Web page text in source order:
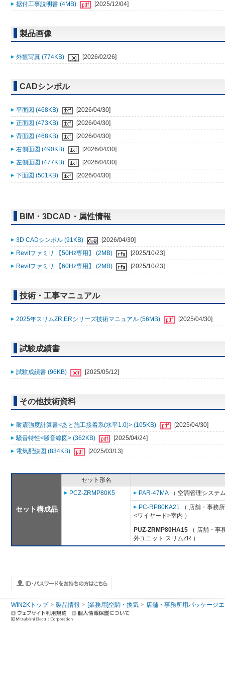
据付工事説明書 (4MB) [2025/12/04]
製品画像
外観写真 (774KB) [2026/02/26]
CADシンボル
平面図 (468KB)
[2026/04/30]
正面図 (473KB)
[2026/04/30]
背面図 (468KB)
[2026/04/30]
右側面図 (490KB)
[2026/04/30]
左側面図 (477KB)
[2026/04/30]
下面図 (501KB)
[2026/04/30]
BIM・3DCAD・属性情報
3D CADシンボル (91KB)
[2026/04/30]
Revitファミリ 【50Hz専用】 (2MB)
[2025/10/23]
Revitファミリ 【60Hz専用】 (2MB)
[2025/10/23]
技術・工事マニュアル
2025年スリムZR,ERシリーズ技術マニュアル (56MB) [2025/04/30]
試験成績書
試験成績書 (96KB) [2025/05/12]
その他技術資料
耐震強度計算書<あと施工接着系(水平1.0)> (105KB)
[2025/04/30]
騒音特性<騒音線図> (362KB)
[2025/04/24]
電気配線図 (834KB)
[2025/03/13]
セット構成品
セット形名
PCZ-ZRMP80K5
PAR-47MA （ 空調管理システ
PC-RP80KA21 （ 店舗・事務
<ワイヤード>室内 ）
PUZ-ZRMP80HA15 （ 店舗・事
外ユニット スリムZR ）
WIN2Kトップ 製品情報 [業務用]空調・換気 店舗・事務所用パッケージ